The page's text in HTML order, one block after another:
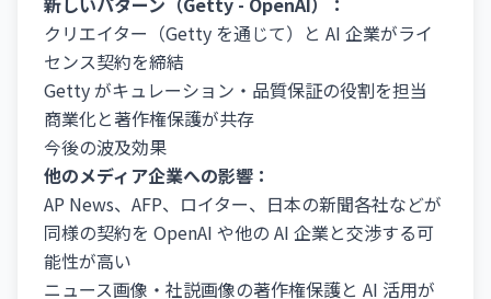
クリエイター（Getty を通じて）と AI 企業がライ
センス契約を締結
Getty がキュレーション・品質保証の役割を担当
商業化と著作権保護が共存
今後の波及効果
他のメディア企業への影響：
AP News、AFP、ロイター、日本の新聞各社などが
同様の契約を OpenAI や他の AI 企業と交渉する可
能性が高い
ニュース画像・社説画像の著作権保護と AI 活用が